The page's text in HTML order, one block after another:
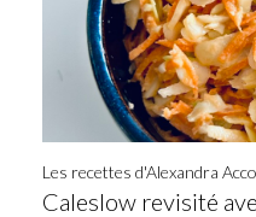
Les recettes d'Alexandra